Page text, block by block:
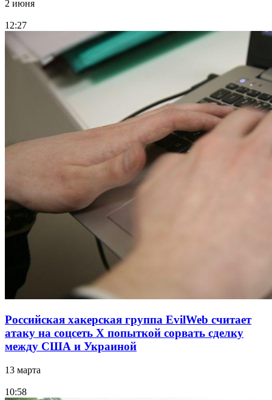
2 июня
12:27
Российская хакерская группа EvilWeb считает
атаку на соцсеть Х попыткой сорвать сделку
между США и Украиной
13 марта
10:58